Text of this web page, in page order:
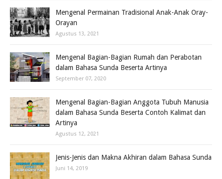
Mengenal Permainan Tradisional Anak-Anak Oray-
Orayan
Agustus 13, 2021
Mengenal Bagian-Bagian Rumah dan Perabotan
dalam Bahasa Sunda Beserta Artinya
September 07, 2020
Mengenal Bagian-Bagian Anggota Tubuh Manusia
dalam Bahasa Sunda Beserta Contoh Kalimat dan
Artinya
Agustus 12, 2021
Jenis-Jenis dan Makna Akhiran dalam Bahasa Sunda
Juni 14, 2019